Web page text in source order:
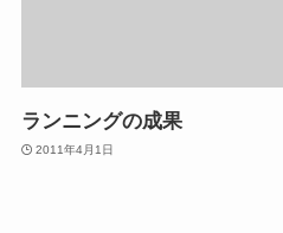
ランニングの成果
2011年4月1日